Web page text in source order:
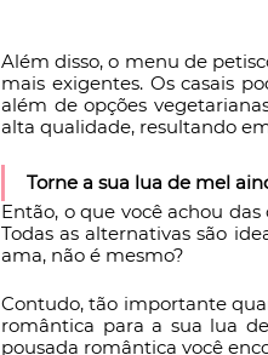
Além disso, o menu de
mais exigentes. Os casais
além de opções
alta qualidade, resultando
Torne a sua lua de mel
Então, o que você achou
Todas as alternativas são
ama, não é mesmo?
Contudo, tão importante
romântica para a sua lua
pousada romântica você